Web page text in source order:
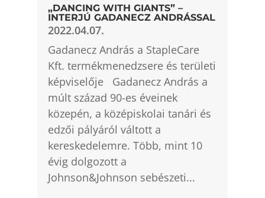
„DANCING WITH GIANTS” –
INTERJÚ GADANECZ ANDRÁSSAL
2022.04.07.
Gadanecz András a StapleCare
Kft. termékmenedzsere és területi
képviselője Gadanecz András a
múlt század 90-es éveinek
közepén, a középiskolai tanári és
edzői pályáról váltott a
kereskedelemre. Több, mint 10
évig dolgozott a
Johnson&Johnson sebészeti...